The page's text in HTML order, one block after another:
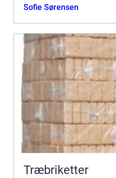
essentielt for at sikre, at
Sofie Sørensen
Træbriketter